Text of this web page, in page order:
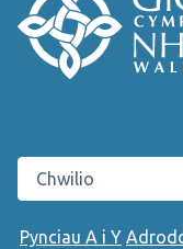
Chwilio gwefan
Pynciau A i Y